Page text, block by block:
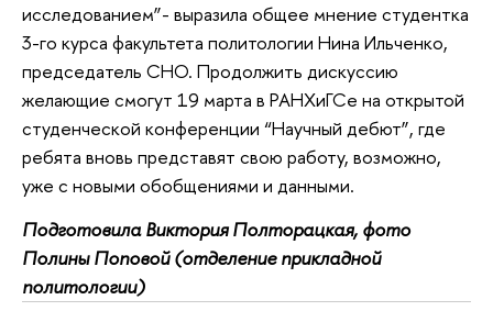
исследованием”- выразила общее мнение студентка
3-го курса факультета политологии Нина Ильченко,
председатель СНО. Продолжить дискуссию
желающие смогут 19 марта в РАНХиГСе на открытой
студенческой конференции “Научный дебют”, где
ребята вновь представят свою работу, возможно,
уже с новыми обобщениями и данными.
Подготовила Виктория Полторацкая, фото
Полины Поповой (отделение прикладной
политологии)